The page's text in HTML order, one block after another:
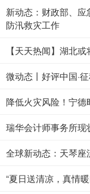
新动态：财政部、
防汛救灾工作
【天天热闻】湖北
微动态丨好评中国·
降低火灾风险！宁
瑞华会计师事务所
全球新动态：天琴
“夏日送清凉，真情